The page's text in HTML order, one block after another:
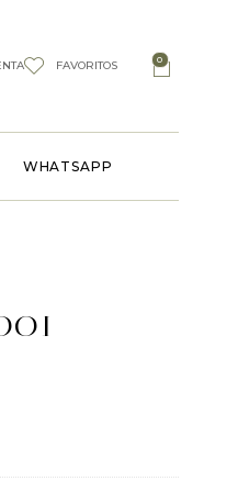
FAVORITOS 0
WHATSAPP